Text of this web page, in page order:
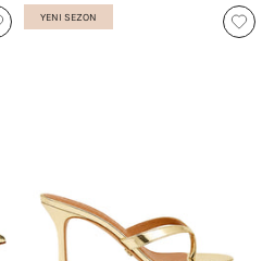
YENI SEZON